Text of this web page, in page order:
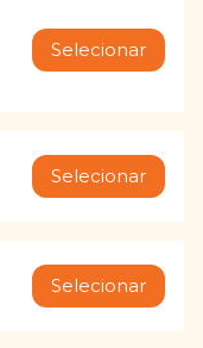
Selecionar
Selecionar
Selecionar